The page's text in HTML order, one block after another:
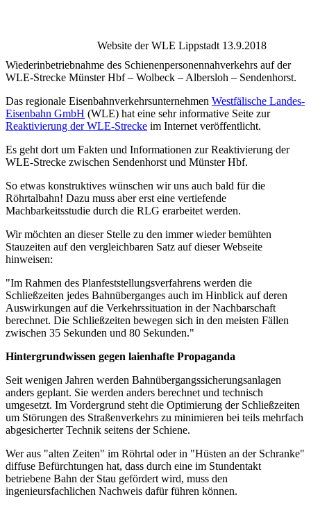
Website der WLE Lippstadt 13.9.2018
Wiederinbetriebnahme des Schienenpersonennahverkehrs auf der
WLE-Strecke Münster Hbf – Wolbeck – Albersloh – Sendenhorst.
Das regionale Eisenbahnverkehrsunternehmen Westfälische Landes-
Eisenbahn GmbH (WLE) hat eine sehr informative Seite zur
Reaktivierung der WLE-Strecke im Internet veröffentlicht.
Es geht dort um Fakten und Informationen zur Reaktivierung der
WLE-Strecke zwischen Sendenhorst und Münster Hbf.
So etwas konstruktives wünschen wir uns auch bald für die
Röhrtalbahn! Dazu muss aber erst eine vertiefende
Machbarkeitsstudie durch die RLG erarbeitet werden.
Wir möchten an dieser Stelle zu den immer wieder bemühten
Stauzeiten auf den vergleichbaren Satz auf dieser Webseite
hinweisen:
"Im Rahmen des Planfeststellungsverfahrens werden die
Schließzeiten jedes Bahnüberganges auch im Hinblick auf deren
Auswirkungen auf die Verkehrssituation in der Nachbarschaft
berechnet. Die Schließzeiten bewegen sich in den meisten Fällen
zwischen 35 Sekunden und 80 Sekunden."
Hintergrundwissen gegen laienhafte Propaganda
Seit wenigen Jahren werden Bahnübergangssicherungsanlagen
anders geplant. Sie werden anders berechnet und technisch
umgesetzt. Im Vordergrund steht die Optimierung der Schließzeiten
um Störungen des Straßenverkehrs zu minimieren bei teils mehrfach
abgesicherter Technik seitens der Schiene.
Wer aus "alten Zeiten" im Röhrtal oder in "Hüsten an der Schranke"
diffuse Befürchtungen hat, dass durch eine im Stundentakt
betriebene Bahn der Stau gefördert wird, muss den
ingenieursfachlichen Nachweis dafür führen können.